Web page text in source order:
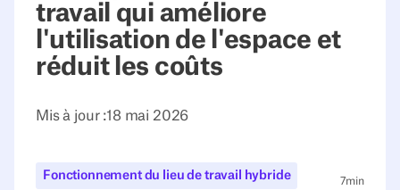
travail qui améliore
l'utilisation de l'espace et
réduit les coûts
Mis à jour :18 mai 2026
Fonctionnement du lieu de travail hybride 7min